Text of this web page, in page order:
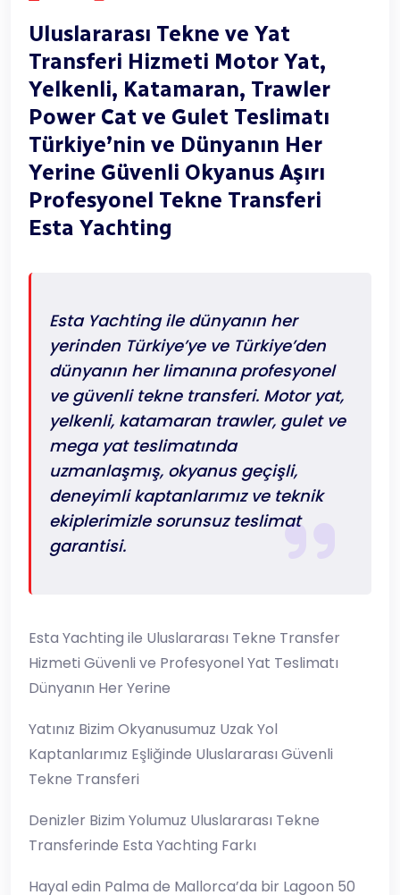
Uluslararası Tekne ve Yat
Transferi Hizmeti Motor Yat,
Yelkenli, Katamaran, Trawler
Power Cat ve Gulet Teslimatı
Türkiye’nin ve Dünyanın Her
Yerine Güvenli Okyanus Aşırı
Profesyonel Tekne Transferi
Esta Yachting
Esta Yachting ile dünyanın her
yerinden Türkiye’ye ve Türkiye’den
dünyanın her limanına profesyonel
ve güvenli tekne transferi. Motor yat,
yelkenli, katamaran trawler, gulet ve
mega yat teslimatında
uzmanlaşmış, okyanus geçişli,
deneyimli kaptanlarımız ve teknik
ekiplerimizle sorunsuz teslimat
garantisi.
Esta Yachting ile Uluslararası Tekne Transfer
Hizmeti Güvenli ve Profesyonel Yat Teslimatı
Dünyanın Her Yerine
Yatınız Bizim Okyanusumuz Uzak Yol
Kaptanlarımız Eşliğinde Uluslararası Güvenli
Tekne Transferi
Denizler Bizim Yolumuz Uluslararası Tekne
Transferinde Esta Yachting Farkı
Hayal edin Palma de Mallorca’da bir Lagoon 50